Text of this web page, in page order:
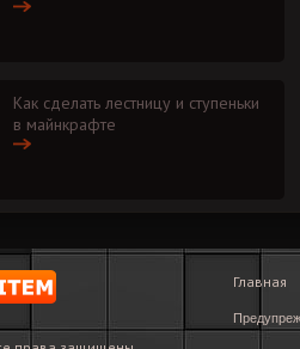
Как сделать лестницу и ступеньки
в майнкрафте
Главная